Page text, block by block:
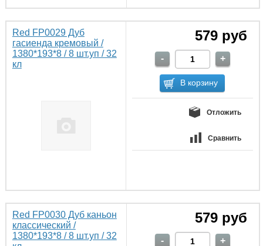
Red FP0029 Дуб
гасиенда кремовый /
1380*193*8 / 8 шт.уп / 32
кл
579 руб
Отложить
Сравнить
Red FP0030 Дуб каньон
классический /
1380*193*8 / 8 шт.уп / 32
579 руб